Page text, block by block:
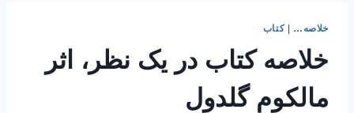
خلاصه… |کتاب
خلاصه کتاب در یک نظر، اثر
مالکوم گلدول